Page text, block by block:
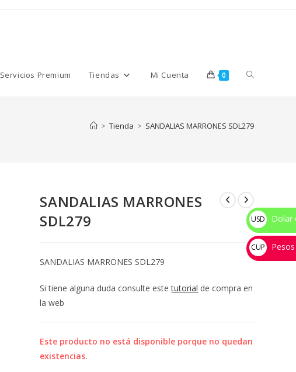
Servicios Premium Tiendas Mi Cuenta 0 Alternar
la
web
> Tienda > SANDALIAS MARRONES SDL279
SANDALIAS MARRONES
SDL279
SANDALIAS MARRONES SDL279
Si tiene alguna duda consulte estetutorial de compra en
la web
Este producto no está disponible porque no quedan
existencias.
USD
$
Dolar
CUP
💰
Pesos